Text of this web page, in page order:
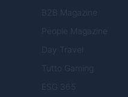
B2B Magazine
People Magazine
Day Travel
Tutto Gaming
ESG 365